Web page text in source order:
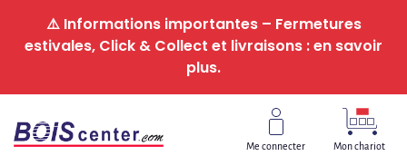
⚠️ Informations importantes – Fermetures
estivales, Click & Collect et livraisons : en savoir
plus.
Me connecter Mon chariot